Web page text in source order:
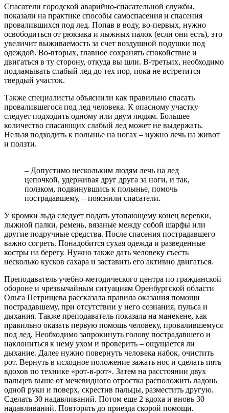
Спасатели городской аварийно-спасательной службы,
показали на практике способы самоспасения и спасения
провалившихся под лед. Попав в воду, во-первых, нужно
освободиться от рюкзака и лыжных палок (если они есть), это
увеличит выживаемость за счет воздушной подушки под
одеждой. Во-вторых, главное сохранять спокойствие и
двигаться в ту сторону, откуда вы шли. В-третьих, необходимо
подламывать слабый лед до тех пор, пока не встретится
твердый участок.
Также специалисты объяснили как правильно спасать
провалившегося под лед человека. К опасному участку
следует подходить одному или двум людям. Большее
количество спасающих слабый лед может не выдержать.
Нельзя подходить к полынье на ногах – нужно лечь на живот
и ползти.
– Допустимо нескольким людям лечь на лед
цепочкой, удерживая друг друга за ноги, и так,
ползком, подвинувшись к полынье, помочь
пострадавшему, – пояснили спасатели.
У кромки льда следует подать утопающему конец веревки,
лыжной палки, ремень, вязаные между собой шарфы или
другие подручные средства. После спасения пострадавшего
важно согреть. Понадобится сухая одежда и разведенные
костры на берегу. Нужно также дать человеку съесть
несколько кусков сахара и заставить его активно двигаться.
Преподаватель учебно-методического центра по гражданской
обороне и чрезвычайным ситуациям Оренбургской области
Ольга Петрищева рассказала правила оказания помощи
пострадавшему, при отсутствии у него сознания, пульса и
дыхания. Также преподаватель показала на манекене, как
правильно оказать первую помощь человеку, провалившемуся
под лед. Необходимо запрокинуть голову пострадавшего и
наклониться к нему ухом и проверить – ощущается ли
дыхание. Далее нужно повернуть человека набок, очистить
рот. Вернуть в исходное положение зажать нос и сделать пять
вдохов по технике «рот-в-рот». Затем на расстоянии двух
пальцев выше от мечевидного отростка расположить ладонь
одной руки и поверх, скрестив пальцы, разместить другую.
Сделать 30 надавливаний. Потом еще 2 вдоха и вновь 30
надавливаний. Повторять до приезда скорой помощи.